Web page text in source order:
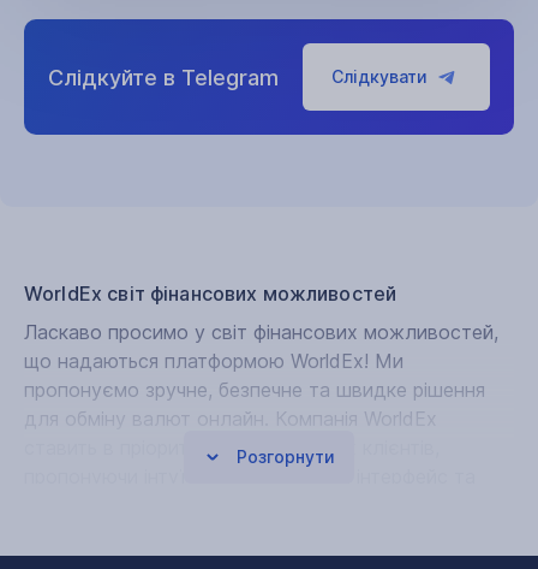
Слідкуйте в Telegram Слідкувати
WorldEx світ фінансових можливостей
Ласкаво просимо у світ фінансових можливостей,
що надаються платформою WorldEx! Ми
пропонуємо зручне, безпечне та швидке рішення
для обміну валют онлайн. Компанія WorldEx
ставить в пріоритет потреби наших клієнтів,
Розгорнути